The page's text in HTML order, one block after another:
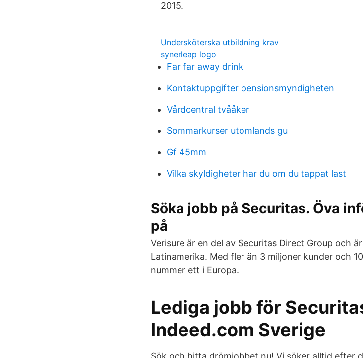
2015.
Undersköterska utbildning krav
synerleap logo
Far far away drink
Kontaktuppgifter pensionsmyndigheten
Vårdcentral tvååker
Sommarkurser utomlands gu
Gf 45mm
Vilka skyldigheter har du om du tappat last
Söka jobb på Securitas. Öva
på
Verisure är en del av Securitas Direct Group och
Latinamerika. Med fler än 3 miljoner kunder och
nummer ett i Europa.
Lediga jobb för
Indeed.com Sverige
Sök och hitta drömjobbet nu! Vi söker alltid efter